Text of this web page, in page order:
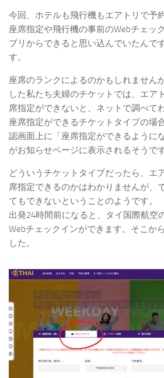
今回、ホテルも飛行機もエアトリで予
座席指定や飛行機の事前のWebチェッ
プリからできると思い込んでいたんで
す。
座席のランクによるのかもしれません
した私たち夫婦のチケットでは、エア
席指定ができないと、ネットで調べて
座席指定ができるチケットタイプの場
認画面上に「座席指定ができるように
がお知らせページに表示されるそうです
どういうチケットタイプだったら、エ
席指定できるのかはわかりませんが、
てもできないということのようです。
出発24時間前になると、タイ国際航空
Webチェックインができます。そこか
した。